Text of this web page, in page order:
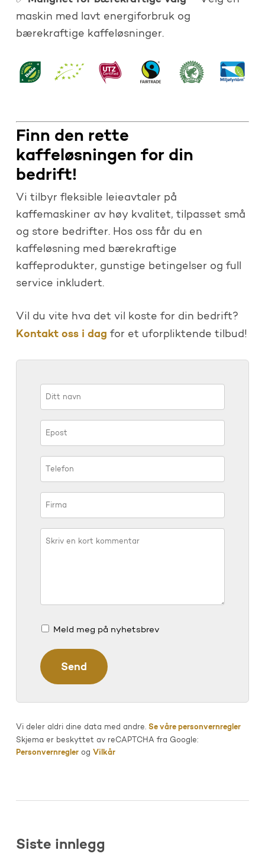
maskin med lavt energiforbruk og
bærekraftige kaffeløsninger.
Finn den rette
kaffeløsningen for din
bedrift!
Vi tilbyr fleksible leieavtaler på
kaffemaskiner av høy kvalitet, tilpasset små
og store bedrifter. Hos oss får du en
kaffeløsning med bærekraftige
kaffeprodukter, gunstige betingelser og full
service inkludert.
Vil du vite hva det vil koste for din bedrift?
Kontakt oss i dag for et uforpliktende tilbud!
Meld meg på nyhetsbrev
Vi deler aldri dine data med andre. Se våre personvernregler
Skjema er beskyttet av reCAPTCHA fra Google:
Personvernreglerog Vilkår
Siste innlegg